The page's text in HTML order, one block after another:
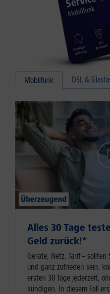
Mobilfunk DSL &
Alles 30 Tage
Geld zurück!⁠*
Geräte, Netz, Tarif –
und ganz zufrieden sein,
ersten 30 Tage jederzeit,
kündigen. In diesem Fall